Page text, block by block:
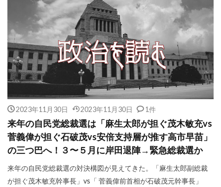
2023年11月30日 2023年11月30日 1件
来年の自民党総裁選は「麻生太郎が担ぐ茂木敏充vs
菅義偉が担ぐ石破茂vs安倍支持層が推す高市早苗」
の三つ巴へ！３〜５月に岸田退陣→緊急総裁選か
来年の自民党総裁選の対決構図が見えてきた。「麻生太郎副総裁
が担ぐ茂木敏充幹事長」vs「 菅義偉前首相が石破茂元幹事長」